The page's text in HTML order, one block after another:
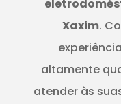
Xaxim.
altamente
atender às